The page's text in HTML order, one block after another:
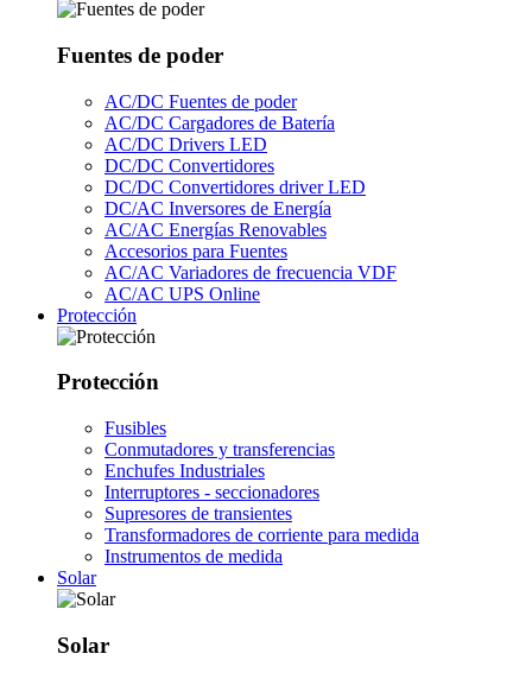
Fuentes de poder
AC/DC Fuentes de poder
AC/DC Cargadores de Batería
AC/DC Drivers LED
DC/DC Convertidores
DC/DC Convertidores driver LED
DC/AC Inversores de Energía
AC/AC Energías Renovables
Accesorios para Fuentes
AC/AC Variadores de frecuencia VDF
AC/AC UPS Online
Protección
Protección
Fusibles
Conmutadores y transferencias
Enchufes Industriales
Interruptores - seccionadores
Supresores de transientes
Transformadores de corriente para medida
Instrumentos de medida
Solar
Solar